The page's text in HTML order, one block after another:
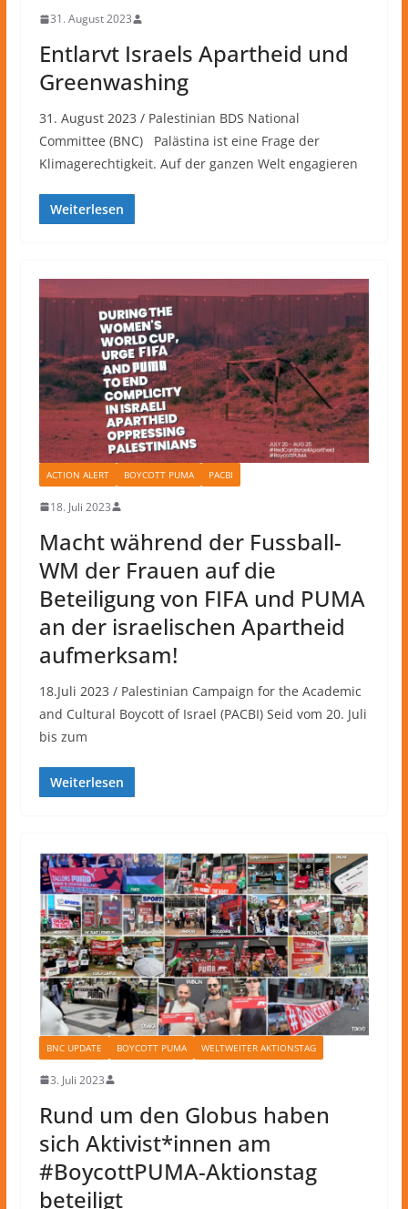
31. August 2023
Entlarvt Israels Apartheid und
Greenwashing
31. August 2023 / Palestinian BDS National
Committee (BNC) Palästina ist eine Frage der
Klimagerechtigkeit. Auf der ganzen Welt engagieren
Weiterlesen
ACTION ALERT BOYCOTT PUMA PACBI
18. Juli 2023
Macht während der Fussball-
WM der Frauen auf die
Beteiligung von FIFA und PUMA
an der israelischen Apartheid
aufmerksam!
18.Juli 2023 / Palestinian Campaign for the Academic
and Cultural Boycott of Israel (PACBI) Seid vom 20. Juli
bis zum
Weiterlesen
BNC UPDATE BOYCOTT PUMA WELTWEITER AKTIONSTAG
3. Juli 2023
Rund um den Globus haben
sich Aktivist*innen am
#BoycottPUMA-Aktionstag
beteiligt